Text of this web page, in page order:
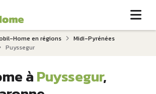
Home en régions
Midi-Pyrénées
Puyssegur
àPuyssegur,